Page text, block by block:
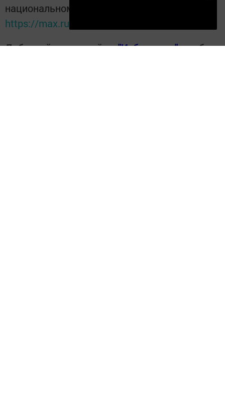
национальном мессенджере MАХ:
https://max.ru/tatmedia
Добавляйте наш сайт в"Избранные", чтобы